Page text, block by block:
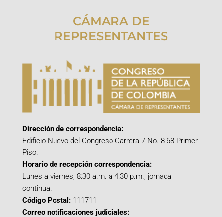
CÁMARA DE
REPRESENTANTES
Dirección de correspondencia:
Edificio Nuevo del Congreso Carrera 7 No. 8-68 Primer
Piso.
Horario de recepción correspondencia:
Lunes a viernes, 8:30 a.m. a 4:30 p.m., jornada
continua.
Código Postal: 111711
Correo notificaciones judiciales: